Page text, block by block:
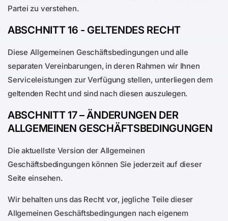
Partei zu verstehen.
ABSCHNITT 16 - GELTENDES RECHT
Diese Allgemeinen Geschäftsbedingungen und alle
separaten Vereinbarungen, in deren Rahmen wir Ihnen
Serviceleistungen zur Verfügung stellen, unterliegen dem
geltenden Recht und sind nach diesen auszulegen.
ABSCHNITT 17 – ÄNDERUNGEN DER
ALLGEMEINEN GESCHÄFTSBEDINGUNGEN
Die aktuellste Version der Allgemeinen
Geschäftsbedingungen können Sie jederzeit auf dieser
Seite einsehen.
Wir behalten uns das Recht vor, jegliche Teile dieser
Allgemeinen Geschäftsbedingungen nach eigenem